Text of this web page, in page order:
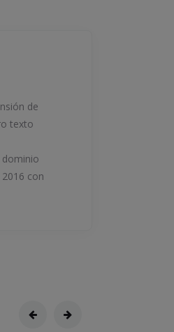
de
texto
dominio
con